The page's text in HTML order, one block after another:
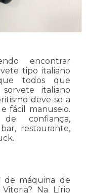
encontrar
tipo italiano
todos que
italiano
deve-se a
fácil manuseio.
confiança,
restaurante,
de máquina de
Na Lírio